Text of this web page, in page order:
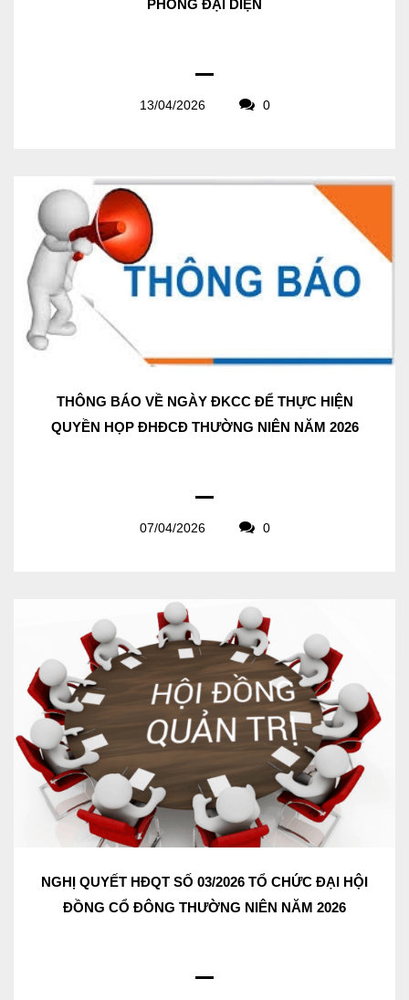
PHÒNG ĐẠI DIỆN
13/04/2026 0
THÔNG BÁO VỀ NGÀY ĐKCC ĐỂ THỰC HIỆN
QUYỀN HỌP ĐHĐCĐ THƯỜNG NIÊN NĂM 2026
07/04/2026 0
NGHỊ QUYẾT HĐQT SỐ 03/2026 TỔ CHỨC ĐẠI HỘI
ĐỒNG CỔ ĐÔNG THƯỜNG NIÊN NĂM 2026